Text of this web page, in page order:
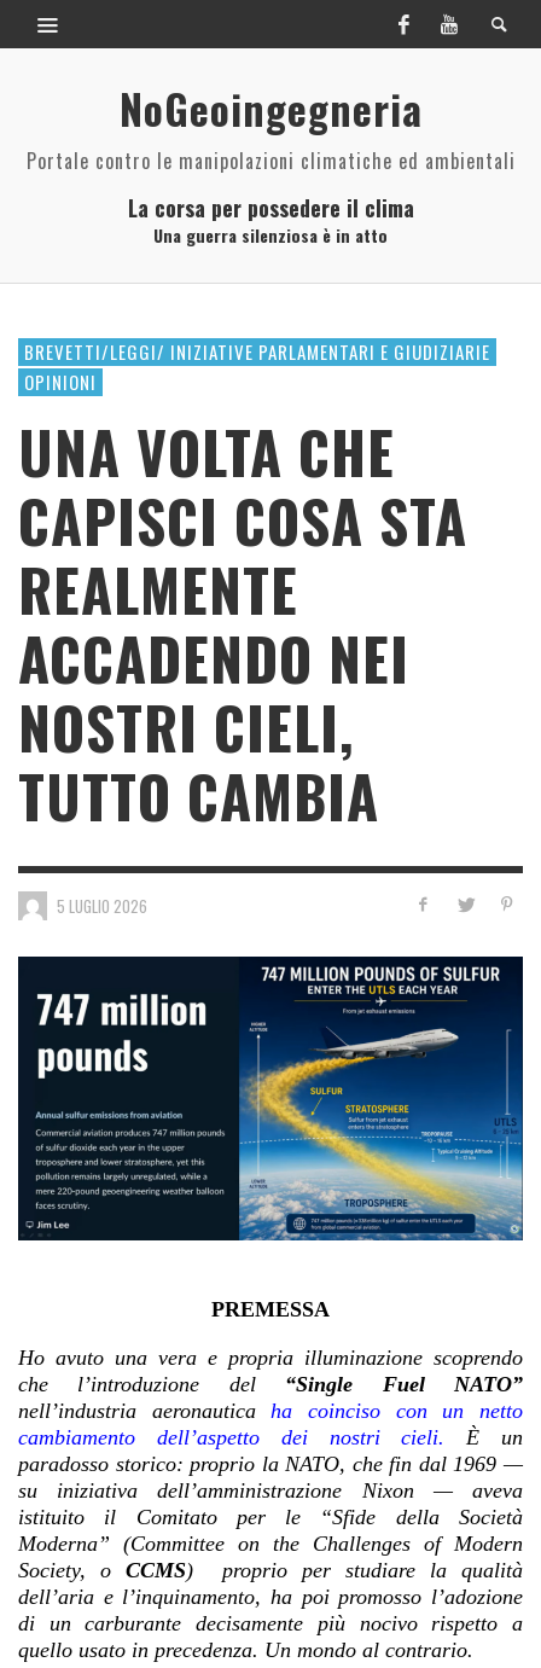
NoGeoingegneria
Portale contro le manipolazioni climatiche ed ambientali
La corsa per possedere il clima
Una guerra silenziosa è in atto
BREVETTI/LEGGI/ INIZIATIVE PARLAMENTARI E GIUDIZIARIE
OPINIONI
UNA VOLTA CHE
CAPISCI COSA STA
REALMENTE
ACCADENDO NEI
NOSTRI CIELI,
TUTTO CAMBIA
5 LUGLIO 2026
PREMESSA
Ho avuto una vera e propria illuminazione scoprendo
che l’introduzione del “Single Fuel NATO”
nell’industria aeronauticaha coinciso con un netto
cambiamento dell’aspetto dei nostri cieli.
È un
paradosso storico: proprio la NATO, che fin dal 1969 —
su iniziativa dell’amministrazione Nixon — aveva
istituito il Comitato per le “Sfide della Società
Moderna” (Committee on the Challenges of Modern
Society, o CCMS) proprio per studiare la qualità
dell’aria e l’inquinamento, ha poi promosso l’adozione
di un carburante decisamente più nocivo rispetto a
quello usato in precedenza. Un mondo al contrario.